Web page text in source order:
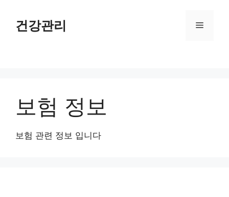
건강관리 메
보험 정보
보험 관련 정보 입니다